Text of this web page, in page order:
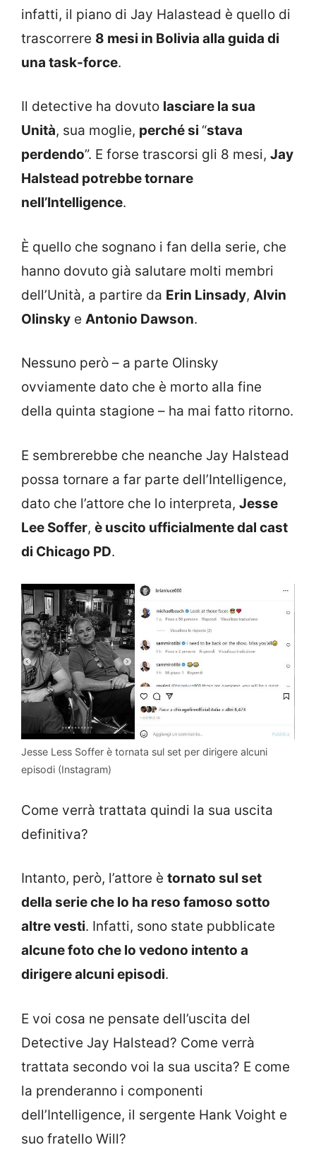
infatti, il piano di Jay Halastead è quello di
trascorrere 8 mesi in Bolivia alla guida di
una task-force.
Il detective ha dovuto lasciare la sua
Unità, sua moglie, perché si “stava
perdendo”. E forse trascorsi gli 8 mesi, Jay
Halstead potrebbe tornare
nell’Intelligence.
È quello che sognano i fan della serie, che
hanno dovuto già salutare molti membri
dell’Unità, a partire da Erin Linsady, Alvin
Olinsky e Antonio Dawson.
Nessuno però – a parte Olinsky
ovviamente dato che è morto alla fine
della quinta stagione – ha mai fatto ritorno.
E sembrerebbe che neanche Jay Halstead
possa tornare a far parte dell’Intelligence,
dato che l’attore che lo interpreta, Jesse
Lee Soffer, è uscito ufficialmente dal cast
di Chicago PD.
Jesse Less Soffer è tornata sul set per dirigere alcuni
episodi (Instagram)
Come verrà trattata quindi la sua uscita
definitiva?
Intanto, però, l’attore è tornato sul set
della serie che lo ha reso famoso sotto
altre vesti. Infatti, sono state pubblicate
alcune foto che lo vedono intento a
dirigere alcuni episodi.
E voi cosa ne pensate dell’uscita del
Detective Jay Halstead? Come verrà
trattata secondo voi la sua uscita? E come
la prenderanno i componenti
dell’Intelligence, il sergente Hank Voight e
suo fratello Will?